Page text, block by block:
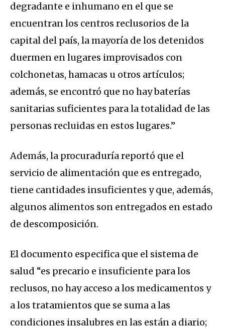
degradante e inhumano en el que se
encuentran los centros reclusorios de la
capital del país, la mayoría de los detenidos
duermen en lugares improvisados con
colchonetas, hamacas u otros artículos;
además, se encontró que no hay baterías
sanitarias suficientes para la totalidad de las
personas recluidas en estos lugares.”
Además, la procuraduría reportó que el
servicio de alimentación que es entregado,
tiene cantidades insuficientes y que, además,
algunos alimentos son entregados en estado
de descomposición.
El documento especifica que el sistema de
salud “es precario e insuficiente para los
reclusos, no hay acceso a los medicamentos y
a los tratamientos que se suma a las
condiciones insalubres en las están a diario;